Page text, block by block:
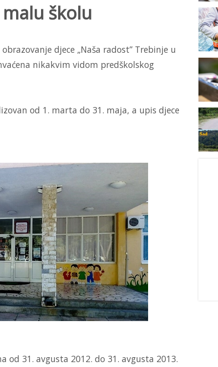
školu
djece „Naša radost” Trebinje u
nikakvim vidom predškolskog
od 1. marta do 31. maja, a upis djece
od 31. avgusta 2012. do 31. avgusta 2013.